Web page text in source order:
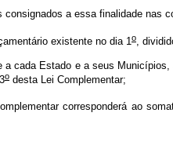
a essa finalidade nas
existente no dia 1o ,
Estado e a seus
o desta Lei Complementar;
corresponderá ao